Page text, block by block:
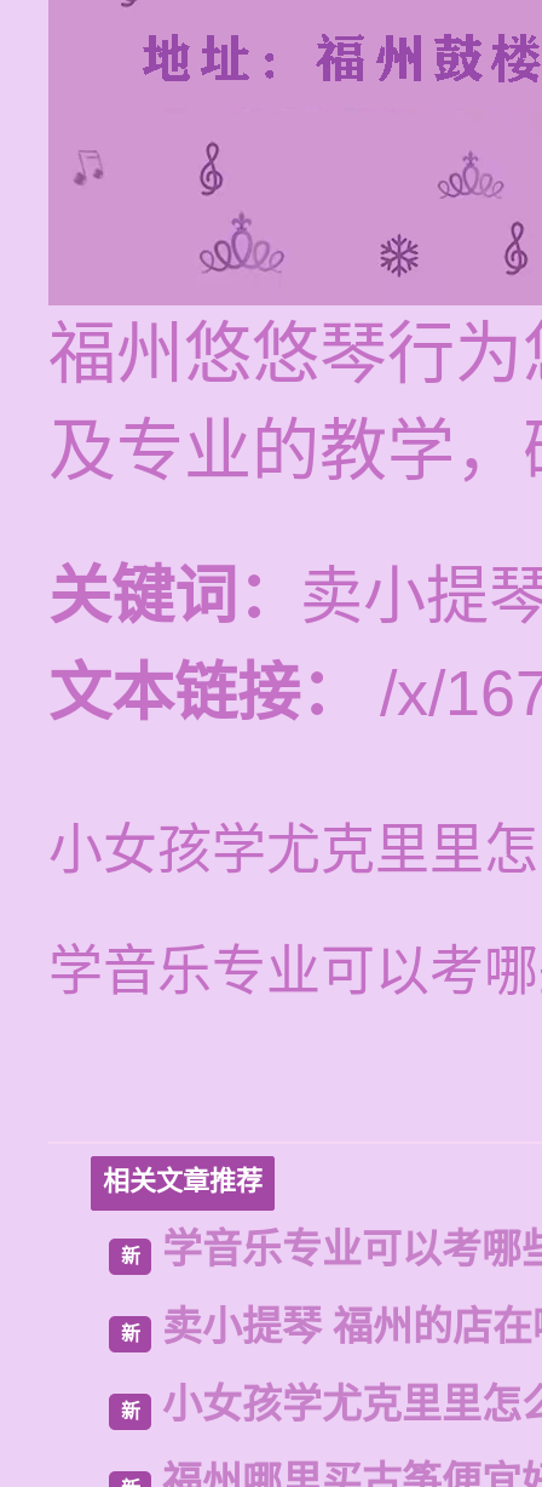
福州悠悠琴行
及专业的教学
关键词： 卖小提
文本链接：
/x/
小女孩学尤克里里
学音乐专业可以考
相关文章推荐
新 学音乐专业可以考哪
新 卖小提琴 福州的店
新 小女孩学尤克里里怎